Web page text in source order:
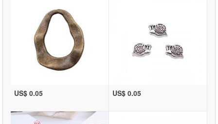
US$ 0.05 US$ 0.05